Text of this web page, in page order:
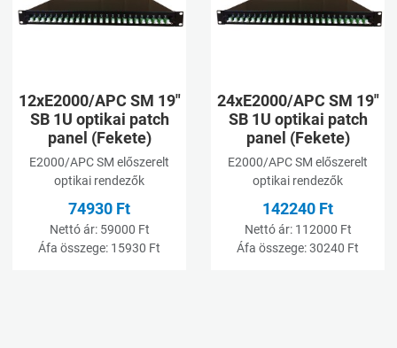
Összehasonlításhoz adom
12xE2000/APC SM 19"
SB 1U optikai patch
panel (Fekete)
E2000/APC SM előszerelt
optikai rendezők
74930 Ft
Nettó ár: 59000 Ft
Áfa összege: 15930 Ft
24xE2000/APC SM 19"
SB 1U optikai patch
panel (Fekete)
E2000/APC SM előszerelt
optikai rendezők
142240 Ft
Nettó ár: 112000 Ft
Áfa összege:30240 Ft